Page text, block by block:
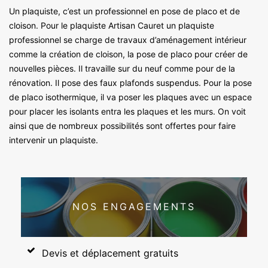
Un plaquiste, c’est un professionnel en pose de placo et de
cloison. Pour le plaquiste Artisan Cauret un plaquiste
professionnel se charge de travaux d’aménagement intérieur
comme la création de cloison, la pose de placo pour créer de
nouvelles pièces. Il travaille sur du neuf comme pour de la
rénovation. Il pose des faux plafonds suspendus. Pour la pose
de placo isothermique, il va poser les plaques avec un espace
pour placer les isolants entra les plaques et les murs. On voit
ainsi que de nombreux possibilités sont offertes pour faire
intervenir un plaquiste.
NOS ENGAGEMENTS
Devis et déplacement gratuits